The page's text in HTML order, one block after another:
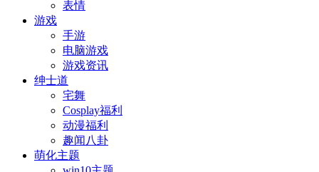
表情
游戏
手游
电脑游戏
游戏资讯
绅士道
宅舞
Cosplay福利
动漫福利
趣闻八卦
萌化主题